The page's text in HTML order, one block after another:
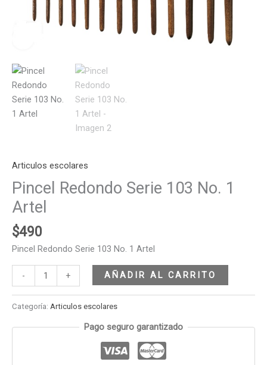
Articulos escolares
Pincel Redondo Serie 103 No. 1
Artel
$490
Pincel Redondo Serie 103 No. 1 Artel
- + AÑADIR AL CARRITO
Categoría: Articulos escolares
Pago seguro garantizado